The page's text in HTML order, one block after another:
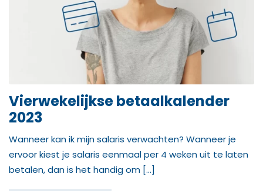
Vierwekelijkse betaalkalender
2023
Wanneer kan ik mijn salaris verwachten? Wanneer je
ervoor kiest je salaris eenmaal per 4 weken uit te laten
betalen, dan is het handig om […]